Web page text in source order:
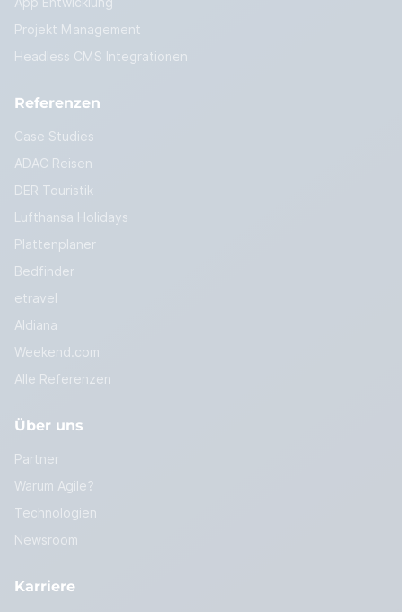
Projekt Management
Headless CMS Integrationen
Referenzen
Case Studies
ADAC Reisen
DER Touristik
Lufthansa Holidays
Plattenplaner
Bedfinder
etravel
Aldiana
Weekend.com
Alle Referenzen
Über uns
Partner
Warum Agile?
Technologien
Newsroom
Karriere